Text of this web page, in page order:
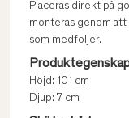
Placeras direkt på
monteras genom att
som medföljer.
Höjd: 101 cm
Djup: 7 cm